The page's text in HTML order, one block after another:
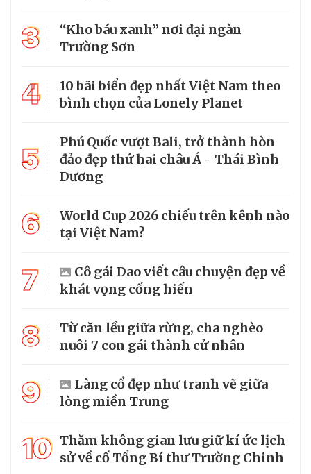
3
“Kho báu xanh” nơi đại ngàn
Trường Sơn
4
10 bãi biển đẹp nhất Việt Nam theo
bình chọn của Lonely Planet
5
Phú Quốc vượt Bali, trở thành hòn
đảo đẹp thứ hai châu Á - Thái Bình
Dương
6
World Cup 2026 chiếu trên kênh nào
tại Việt Nam?
7
Cô gái Dao viết câu chuyện đẹp về
khát vọng cống hiến
8
Từ căn lều giữa rừng, cha nghèo
nuôi 7 con gái thành cử nhân
9
Làng cổ đẹp như tranh vẽ giữa
lòng miền Trung
10 Thăm không gian lưu giữ kí ức lịch
sử về cố Tổng Bí thư Trường Chinh